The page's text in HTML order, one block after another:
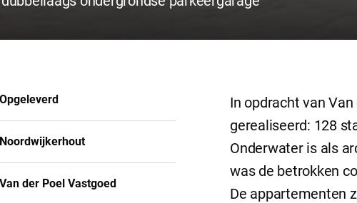
Opgeleverd
Noordwijkerhout
Van der Poel Vastgoed
In opdracht van
gerealiseerd: 128
Onderwater is als
was de betrokken
De appartementen